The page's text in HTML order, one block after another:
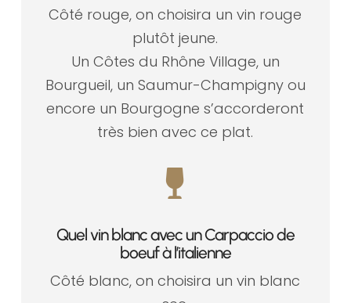
Côté rouge, on choisira un vin rouge
plutôt jeune.
Un Côtes du Rhône Village, un
Bourgueil, un Saumur-Champigny ou
encore un Bourgogne s’accorderont
très bien avec ce plat.

Quel vin blanc avec un Carpaccio de
boeuf à l’italienne
Côté blanc, on choisira un vin blanc